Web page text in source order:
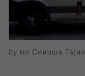
by мр Синиша Гајин